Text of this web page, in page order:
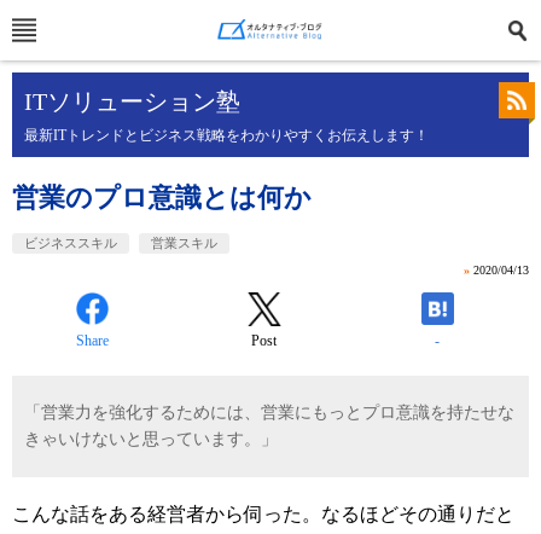
ITソリューション塾
最新ITトレンドとビジネス戦略をわかりやすくお伝えします！
営業のプロ意識とは何か
ビジネススキル 営業スキル
» 2020/04/13
Share Post -
「営業力を強化するためには、営業にもっとプロ意識を持たせな
きゃいけないと思っています。」
こんな話をある経営者から伺った。なるほどその通りだと